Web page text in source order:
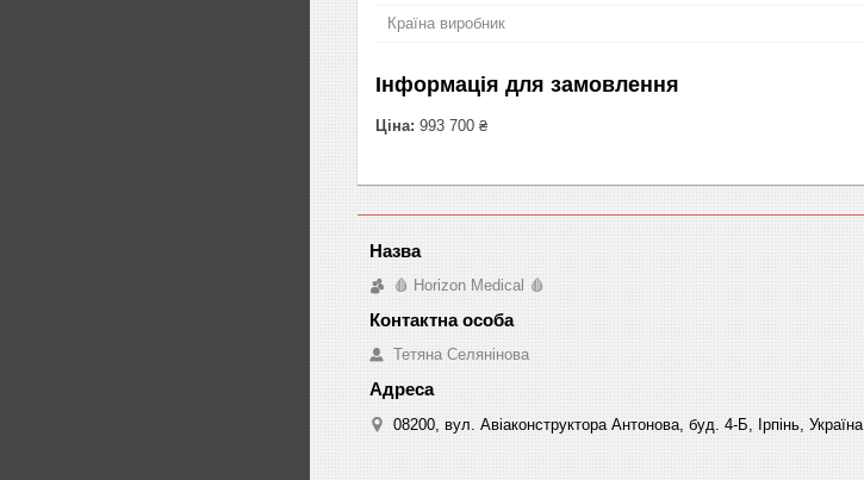
Країна виробник
Інформація для замовлення
Ціна: 993 700 ₴
🩸 Horizon Medical 🩸
Тетяна Селянінова
08200, вул. Авіаконструктора Антонова, буд. 4-Б, Ірпінь, Україна